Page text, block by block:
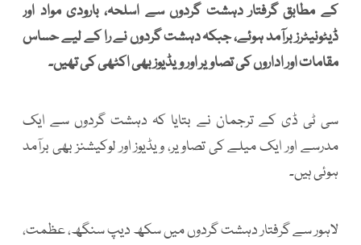
کے مطابق گرفتار دہشت گردوں سے اسلحہ، بارودی مواد اور
ڈیٹونیٹرز برآمد ہوئے، جبکہ دہشت گردوں نے را کے لیے حساس
مقامات اور اداروں کی تصاویر اور ویڈیوز بھی اکٹھی کی تھیں۔
سی ٹی ڈی کے ترجمان نے بتایا کہ دہشت گردوں سے ایک
مدرسے اور ایک میلے کی تصاویر، ویڈیوز اور لوکیشنز بھی برآمد
ہوئی ہیں۔
لاہور سے گرفتار دہشت گردوں میں سکھ دیپ سنگھ، عظمت،